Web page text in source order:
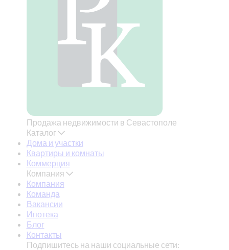
Продажа недвижимости в Севастополе
Каталог
Дома и участки
Квартиры и комнаты
Коммерция
Компания
Компания
Команда
Вакансии
Ипотека
Блог
Контакты
Подпишитесь на наши социальные сети: